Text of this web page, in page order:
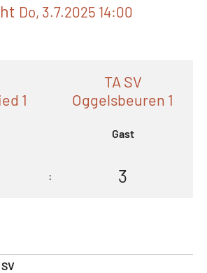
Do, 3.7.2025 14:00
1
TA SV
Oggelsbeuren 1
Gast
: 3